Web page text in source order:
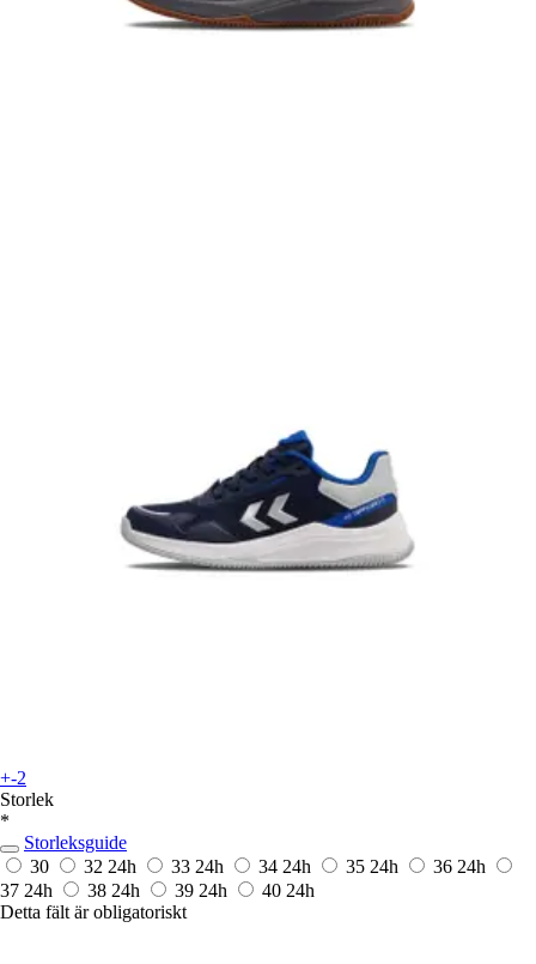
+-2
Storlek
*
Storleksguide
30
32 24h 33 24h 34 24h 35 24h 36 24h
37 24h 38 24h 39 24h 40 24h
Detta fält är obligatoriskt